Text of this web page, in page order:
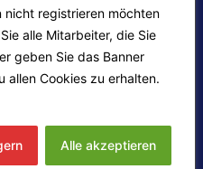
nicht registrieren möchten
alle Mitarbeiter, die Sie
geben Sie das Banner
allen Cookies zu erhalten.
Alle akzeptieren
auf
vorbehalten.